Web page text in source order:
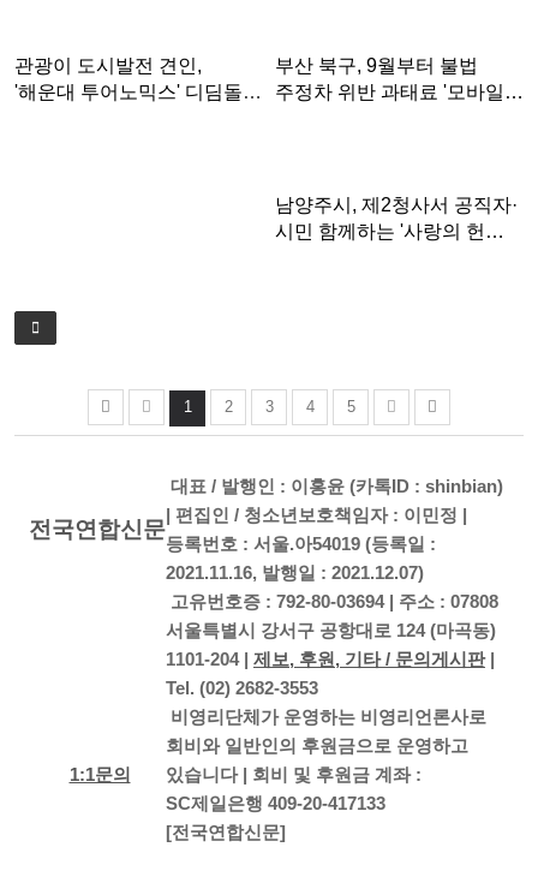
부산 북구, 9월부터 불법
주정차 위반 과태료 '모바일…
관광이 도시발전 견인,
'해운대 투어노믹스' 디딤돌
남양주시, 제2청사서 공직자·
시민 함께하는 '사랑의 헌…
1 2 3 4 5
전국연합신문
대표 / 발행인 : 이홍윤 (카톡ID : shinbian)
| 편집인 / 청소년보호책임자 : 이민정 |
등록번호 : 서울.아54019 (등록일 :
2021.11.16, 발행일 : 2021.12.07)
고유번호증 : 792-80-03694 | 주소 : 07808
서울특별시 강서구 공항대로 124 (마곡동)
1101-204 | 제보, 후원, 기타 / 문의게시판|
Tel. (02) 2682-3553
1:1문의
비영리단체가 운영하는 비영리언론사로
회비와 일반인의 후원금으로 운영하고
있습니다 | 회비 및 후원금 계좌 :
SC제일은행 409-20-417133
[전국연합신문]